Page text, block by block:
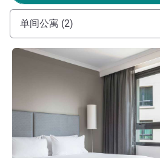
单间公寓 (2)
请参阅详情